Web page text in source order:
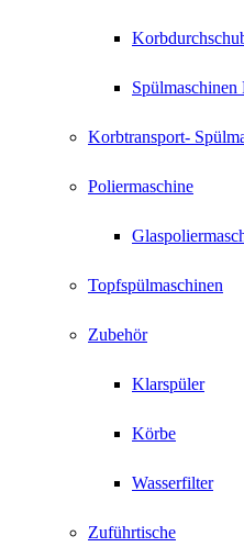
Spülmaschinen
Korbtransport-
Poliermaschine
Topfspülmaschinen
Zubehör
Klarspüler
Körbe
Wasserfilter
Zuführtische